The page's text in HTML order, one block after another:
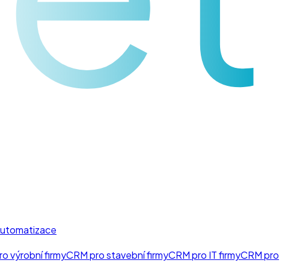
výrobní firmyCRM pro stavební firmyCRM pro IT firmyCRM pro